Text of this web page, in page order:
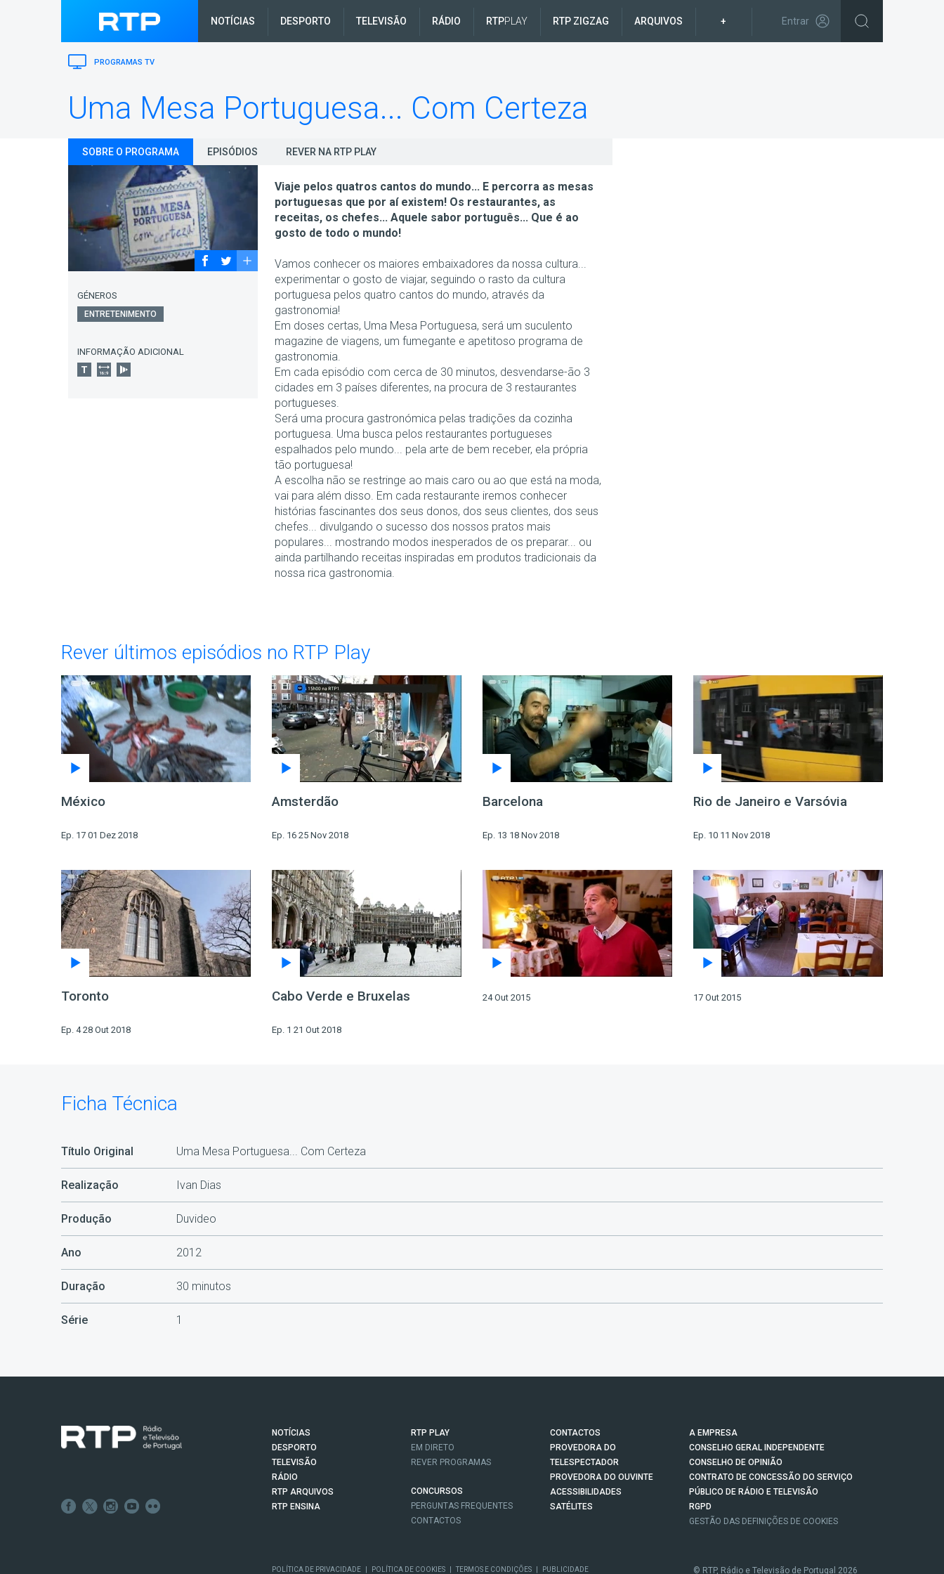
NOTÍCIAS DESPORTO TELEVISÃO RÁDIO RTPPLAY RTP ZIGZAG ARQUIVOS + Entrar
PROGRAMAS TV
Uma Mesa Portuguesa... Com Certeza
SOBRE O PROGRAMA EPISÓDIOS REVER NA RTP PLAY
GÉNEROS
ENTRETENIMENTO
INFORMAÇÃO ADICIONAL
Viaje pelos quatros cantos do mundo... E percorra as mesas
portuguesas que por aí existem! Os restaurantes, as
receitas, os chefes... Aquele sabor português... Que é ao
gosto de todo o mundo!
Vamos conhecer os maiores embaixadores da nossa cultura...
experimentar o gosto de viajar, seguindo o rasto da cultura
portuguesa pelos quatro cantos do mundo, através da
gastronomia!
Em doses certas, Uma Mesa Portuguesa, será um suculento
magazine de viagens, um fumegante e apetitoso programa de
gastronomia.
Em cada episódio com cerca de 30 minutos, desvendarse-ão 3
cidades em 3 países diferentes, na procura de 3 restaurantes
portugueses.
Será uma procura gastronómica pelas tradições da cozinha
portuguesa. Uma busca pelos restaurantes portugueses
espalhados pelo mundo... pela arte de bem receber, ela própria
tão portuguesa!
A escolha não se restringe ao mais caro ou ao que está na moda,
vai para além disso. Em cada restaurante iremos conhecer
histórias fascinantes dos seus donos, dos seus clientes, dos seus
chefes... divulgando o sucesso dos nossos pratos mais
populares... mostrando modos inesperados de os preparar... ou
ainda partilhando receitas inspiradas em produtos tradicionais da
nossa rica gastronomia.
Rever últimos episódios no RTP Play
México
Ep. 17 01 Dez 2018
Amsterdão
Ep. 16 25 Nov 2018
Barcelona
Ep. 13 18 Nov 2018
Rio de Janeiro e Varsóvia
Ep. 10 11 Nov 2018
Toronto
Ep. 4 28 Out 2018
Cabo Verde e Bruxelas
Ep. 1 21 Out 2018
24 Out 2015 17 Out 2015
Ficha Técnica
Título Original Uma Mesa Portuguesa... Com Certeza
Realização Ivan Dias
Produção Duvideo
Ano 2012
Duração 30 minutos
Série 1
NOTÍCIAS
DESPORTO
TELEVISÃO
RÁDIO
RTP ARQUIVOS
RTP ENSINA
RTP PLAY
EM DIRETO
REVER PROGRAMAS
CONCURSOS
PERGUNTAS FREQUENTES
CONTACTOS
CONTACTOS
PROVEDORA DO
TELESPECTADOR
PROVEDORA DO OUVINTE
ACESSIBILIDADES
SATÉLITES
A EMPRESA
CONSELHO GERAL INDEPENDENTE
CONSELHO DE OPINIÃO
CONTRATO DE CONCESSÃO DO SERVIÇO
PÚBLICO DE RÁDIO E TELEVISÃO
RGPD
GESTÃO DAS DEFINIÇÕES DE COOKIES
POLÍTICA DE PRIVACIDADE POLÍTICA DE COOKIES TERMOS E CONDIÇÕES PUBLICIDADE © RTP, Rádio e Televisão de Portugal 2026